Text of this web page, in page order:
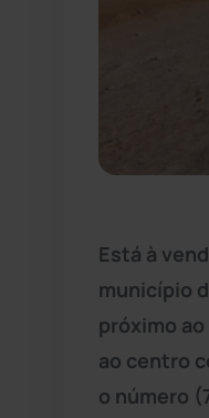
Está à
município
próximo
ao centro
o número